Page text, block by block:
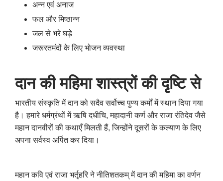
अन्न एवं अनाज
फल और मिष्ठान्न
जल से भरे घड़े
जरूरतमंदों के लिए भोजन व्यवस्था
दान की महिमा शास्त्रों की दृष्टि से
भारतीय संस्कृति में दान को सदैव सर्वोच्च पुण्य कर्मों में स्थान दिया गया
है। हमारे धर्मग्रंथों में ऋषि दधीचि, महादानी कर्ण और राजा रंतिदेव जैसे
महान दानवीरों की कथाएँ मिलती हैं, जिन्होंने दूसरों के कल्याण के लिए
अपना सर्वस्व अर्पित कर दिया।
महान कवि एवं राजा भर्तृहरि ने नीतिशतकम् में दान की महिमा का वर्णन